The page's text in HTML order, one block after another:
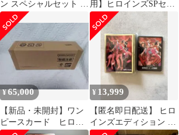
ン スペシャルセット ド
ンカード 10枚 未開
封
用】ヒロインズSPセッ
ト 7BOX【未開封 輸送
箱保管】
¥65,000
【新品・未開封】ワン
ピースカード ヒロイ
¥ 13,999
【匿名即日配送】 ヒロ
インズエディション ド